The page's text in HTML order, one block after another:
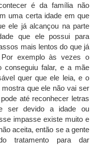
é da família não
uma certa idade em que
ele já alcançou na parte
que ele possui para
mais lentos do que já
exemplo às vezes o
conseguiu falar, e a mãe
quer que ele leia, e o
que ele não vai ser
até reconhecer letras
ser devido a idade ou
impasse existe muito e
aceita, então se a gente
tratamento para dar